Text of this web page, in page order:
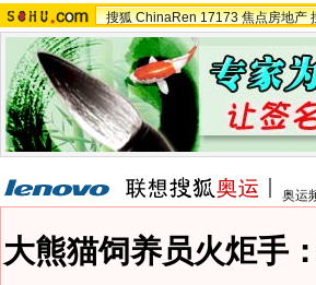
搜狐 ChinaRen 17173 焦点房地产
奥运
大熊猫饲养员火炬手